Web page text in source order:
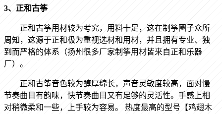
3、正和古筝
正和古筝用材较为考究，用料十足，这在制筝圈子众所
周知，这源于正和极为重视选材和用材，并且拥有专业、独
到而严格的体系（扬州很多厂家制筝用材皆来自正和乐器
厂）。
正和古筝音色较为醇厚绵长，声音灵敏度较高，面对慢
节奏曲目有韵味，快节奏曲目又有足够的灵活性。手感上相
对稍微柔和一些，上手较为容易。
热度最高的型号 【鸡翅木